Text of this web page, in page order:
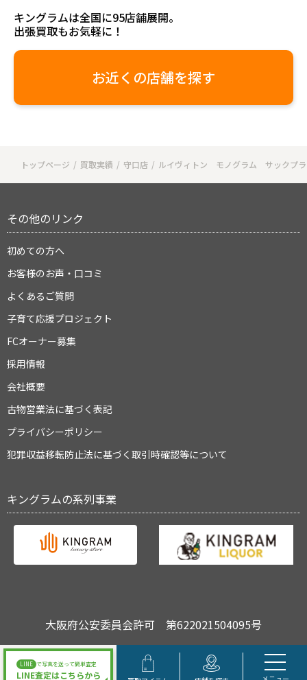
LINE で写真を送って簡単査定
LINE査定はこちらから
キングラムは全国に95店舗展開。
出張買取もお気軽に！
お近くの店舗を探す
トップページ 買取実績 守口店 ルイヴィトン モノグラム サックプラ
その他のリンク
初めての方へ
お客様のお声・口コミ
よくあるご質問
子育て応援プロジェクト
FCオーナー募集
採用情報
会社概要
古物営業法に基づく表記
プライバシーポリシー
犯罪収益移転防止法に基づく取引時確認等について
キングラムの系列事業
大阪府公安委員会許可 第622021504095号
Copyright © キングラム All Rights Reserved.